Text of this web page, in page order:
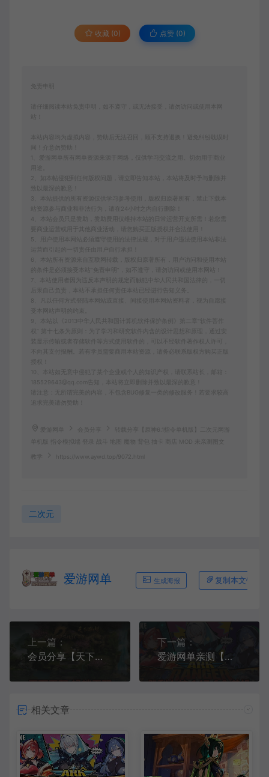
收藏 (0) 点赞 (0)
免责申明
请仔细阅读本站免责申明，如不遵守，或无法接受，请勿访问或使用本网
本站内容均为虚拟内容，赞助后无法召回，顾不支持退换！避免纠纷耽误时
间！介意勿赞助！
1、爱游网单所有网单资源来源于网络，仅供学习交流之用。切勿用于商业
2、如本帖侵犯到任何版权问题，请立即告知本站，本站将及时予与删除并
致以最深的歉意！
3、本站提供的所有资源仅供学习参考使用，版权归原著所有，禁止下载本
站资源参与商业和非法行为，请在24小时之内自行删除！
4、本站会员只是赞助，赞助费用仅维持本站的日常运营开支所需！若您需
要商业运营或用于其他商业活动，请您购买正版授权并合法使用！
5、用户使用本网站必须遵守使用的法律法规，对于用户违法使用本站非法
6、本站所有资源来自互联网转载，版权归原著所有，用户访问和使用本站
的条件是必须接受本站“免责申明”，如不遵守，请勿访问或使用本网站！
7、本站使用者因为违反本声明的规定而触犯中华人民共和国法律的，一切
后果自己负责，本站不承担任何责任本站已经进行告知义务。
8、凡以任何方式登陆本网站或直接、间接使用本网站资料者，视为自愿接
受本网站声明的约束。
9、本站以《2013中华人民共和国计算机软件保护条例》第二章"软件菩作
权” 第十七条为原则：为了学习和研究软件内含的设计思想和原理，通过安
装显示传输或者存储软件等方式使用软件的，可以不经软件著作权人许可，
不向其支付报酬。若有学员需要商用本站资源，请务必联系版权方购买正版
10、本站如无意中侵犯了某个企业或个人的知识产权，请联系站长，邮箱：
185529643@qq.com告知，本站将立即删除并致以最深的歉意！
请注意：无所谓完美的内容，不包含BUG修复一类的修改服务！若要求较高
追求完美请勿赞助！
爱游网单
转载分享【原神6.1指令单机版】二次元网游
单机版 指令模拟端 登录 战斗 地图 魔物 背包 抽卡 商店 MOD 未亲测图文
教学 https://www.aywd.top/9072.html
二次元
爱游网单 生成海报 复制本文链接
上一篇：
会员分享【天下无双蚂蚁无双单机版】最新整理单机版本 带GM命令后台 武侠怀旧网游 免虚拟机一键端 配套视频教学
下一篇：
爱游网单亲测【胜利女神】最新整理更新第6版NIKKE胜利女神妮姬单机版方舟活动147版本官服GM可无限抽卡全剧情免虚拟机一键端视频安装教学
相关文章